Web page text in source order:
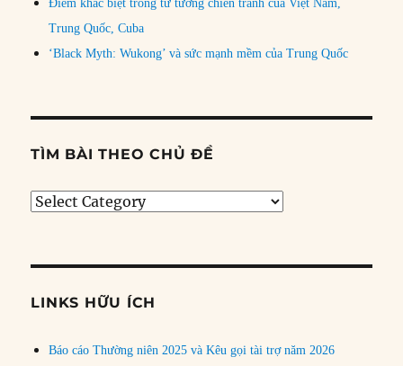
Điểm khác biệt trong tư tưởng chiến tranh của Việt Nam,
Trung Quốc, Cuba
‘Black Myth: Wukong’ và sức mạnh mềm của Trung Quốc
TÌM BÀI THEO CHỦ ĐỀ
Tìm
đề
LINKS HỮU ÍCH
Báo cáo Thường niên 2025 và Kêu gọi tài trợ năm 2026